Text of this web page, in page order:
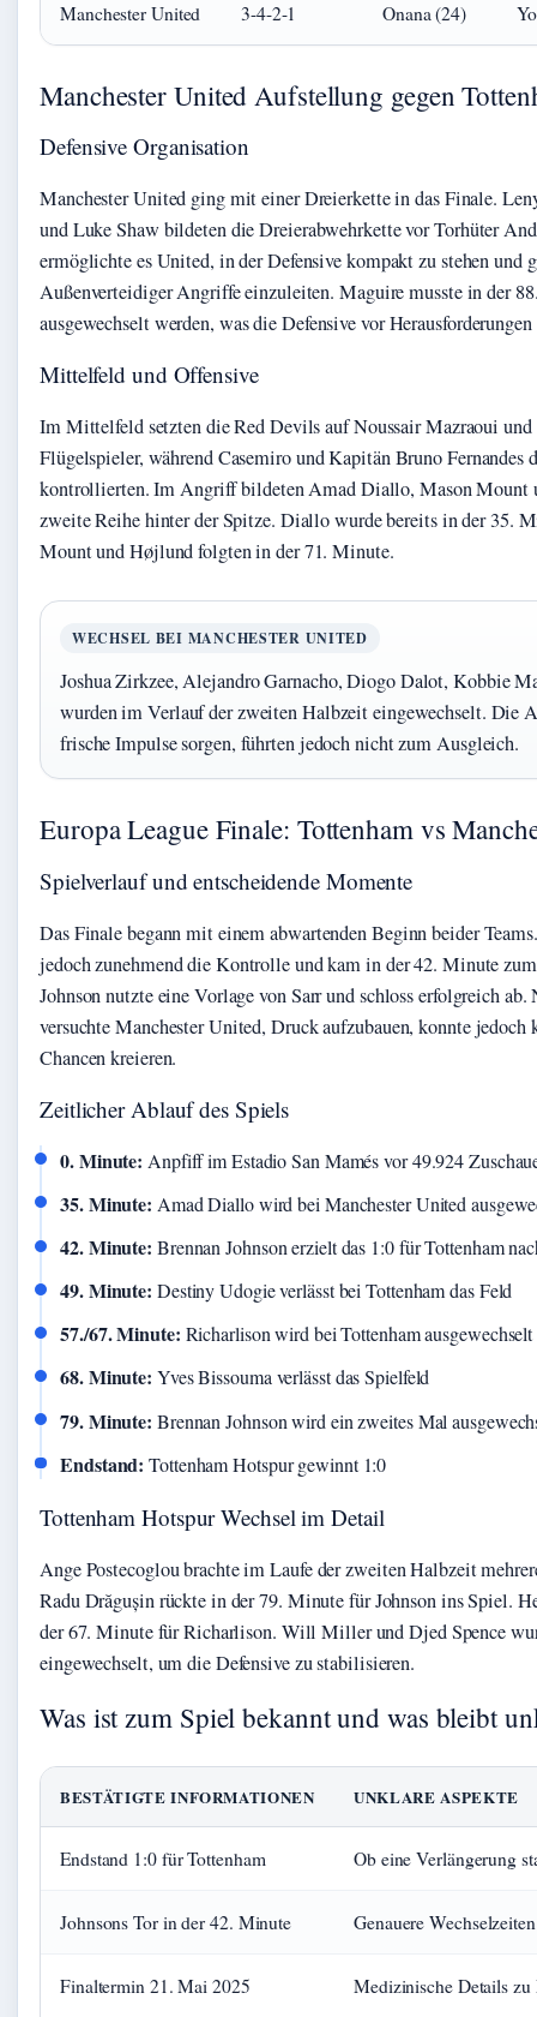
Manchester United 3-4-2-1 Onana (24)
Manchester United Aufstellung gegen
Defensive Organisation
Manchester United ging mit einer Dreierkette in das Finale.
und Luke Shaw bildeten die Dreierabwehrkette vor Torhüter
ermöglichte es United, in der Defensive kompakt zu stehen und
Außenverteidiger Angriffe einzuleiten. Maguire musste in der
ausgewechselt werden, was die Defensive vor
Mittelfeld und Offensive
Im Mittelfeld setzten die Red Devils auf Noussair Mazraoui
Flügelspieler, während Casemiro und Kapitän Bruno Fernandes
kontrollierten. Im Angriff bildeten Amad Diallo, Mason Mount
zweite Reihe hinter der Spitze. Diallo wurde bereits in der 35.
Mount und Højlund folgten in der 71. Minute.
WECHSEL BEI MANCHESTER UNITED
Joshua Zirkzee, Alejandro Garnacho, Diogo Dalot, Kobbie
wurden im Verlauf der zweiten Halbzeit eingewechselt. Die
frische Impulse sorgen, führten jedoch nicht zum Ausgleich.
Europa League Finale: Tottenham vs
Spielverlauf und entscheidende Momente
Das Finale begann mit einem abwartenden Beginn beider
jedoch zunehmend die Kontrolle und kam in der 42. Minute
Johnson nutzte eine Vorlage von Sarr und schloss erfolgreich
versuchte Manchester United, Druck aufzubauen, konnte jedoch
Chancen kreieren.
Zeitlicher Ablauf des Spiels
0. Minute: Anpfiff im Estadio San Mamés vor 49.924
35. Minute: Amad Diallo wird bei Manchester United
42. Minute: Brennan Johnson erzielt das 1:0 für Tottenham
49. Minute: Destiny Udogie verlässt bei Tottenham das Feld
57./67. Minute: Richarlison wird bei Tottenham ausgewechselt
68. Minute: Yves Bissouma verlässt das Spielfeld
79. Minute: Brennan Johnson wird ein zweites Mal
Endstand: Tottenham Hotspur gewinnt 1:0
Tottenham Hotspur Wechsel im Detail
Ange Postecoglou brachte im Laufe der zweiten Halbzeit
Radu Drăgușin rückte in der 79. Minute für Johnson ins Spiel.
der 67. Minute für Richarlison. Will Miller und Djed Spence
eingewechselt, um die Defensive zu stabilisieren.
Was ist zum Spiel bekannt und was bleibt
BESTÄTIGTE INFORMATIONEN UNKLARE ASPEKTE
Endstand 1:0 für Tottenham Ob eine Verlängerung
Johnsons Tor in der 42. Minute Genauere
Finaltermin 21. Mai 2025 Medizinische Details